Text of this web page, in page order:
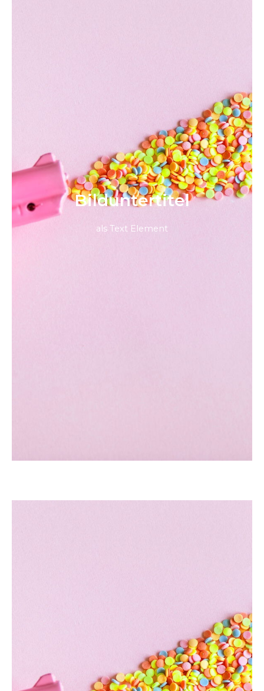
Bild­unter­titel
als Text Element